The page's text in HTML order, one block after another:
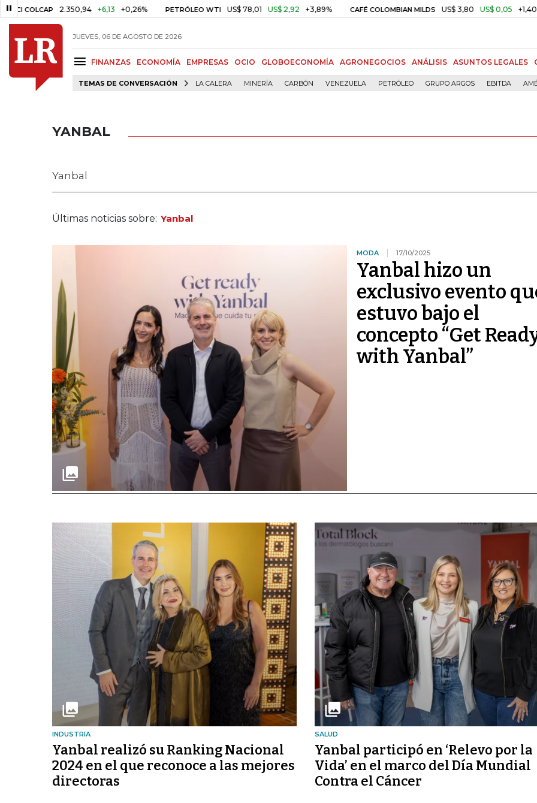
2.350,94 +6,13 +0,26% PETRÓLEO WTI US$ 78,01 US$ 2,92 +3,89% CAFÉ COLOMBIAN MILDS US$ 3,80 US$ 0,05 +1,40%
JUEVES, 06 DE AGOSTO DE 2026
FINANZAS ECONOMÍA EMPRESAS OCIO GLOBOECONOMÍA AGRONEGOCIOS ANÁLISIS ASUNTOS LEGALES
TEMAS DE CONVERSACIÓN LA CALERA MINERÍA CARBÓN VENEZUELA PETRÓLEO GRUPO ARGOS EBITDA
YANBAL
Yanbal
Últimas noticias sobre: Yanbal
MODA 17/10/2025
Yanbal hizo un
exclusivo evento
estuvo bajo el
concepto “Get
with Yanbal”
INDUSTRIA
Yanbal realizó su Ranking Nacional
2024 en el que reconoce a las mejores
directoras
SALUD
Yanbal participó en ‘Relevo por la
Vida’ en el marco del Día Mundial
Contra el Cáncer